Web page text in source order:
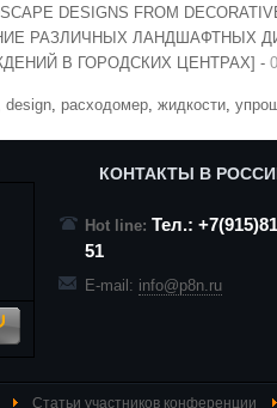
DESIGNS FROM
РАЗЛИЧНЫХ
В ГОРОДСКИХ ЦЕНТРАХ] -
design, расходомер, жидкости,
КОНТАКТЫ В
Hot line: Тел.:
51
E-mail: info@p8n.ru
Статьи участников конференции